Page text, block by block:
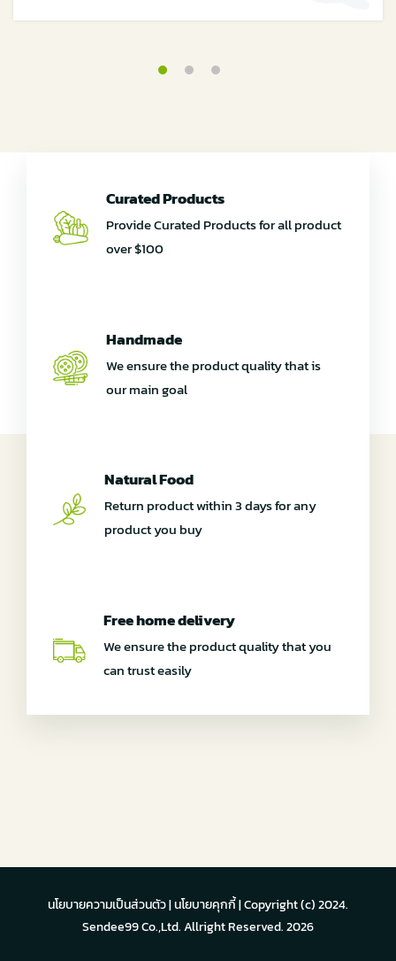
Curated Products
Provide Curated Products for all product
over $100
Handmade
We ensure the product quality that is
our main goal
Natural Food
Return product within 3 days for any
product you buy
Free home delivery
We ensure the product quality that you
can trust easily
นโยบายความเป็นส่วนตัว|นโยบายคุกกี้| Copyright (c) 2024.
Sendee99 Co.,Ltd. Allright Reserved.2026